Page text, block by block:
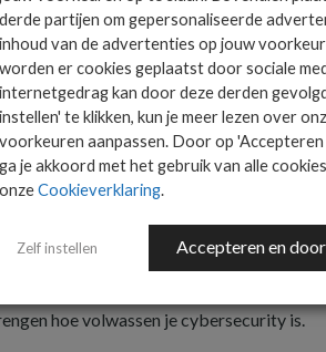
voor. Deze sancties zijn vrijwel gelijk
Dus na regels voor het waarborgen van de
het waarborgen van de cyber security.
moeten om hun cybersecurity
service providers. De exacte definitie
maar we kunnen ervan uitgaan dat je
aan de richtlijn. En ook al moet de
een bedrijf precies moet voldoen, het
hoe volwassen je cybersecurity is.
derde partijen om gepersonaliseerde
inhoud van de advertenties op jouw
worden er cookies geplaatst door sociale
internetgedrag kan door deze derden
instellen' te klikken, kun je meer lezen over
voorkeuren aanpassen. Door op 'Accepteren
ga je akkoord met het gebruik van alle
onzeCookieverklaring.
Zelf instellen Accepteren en